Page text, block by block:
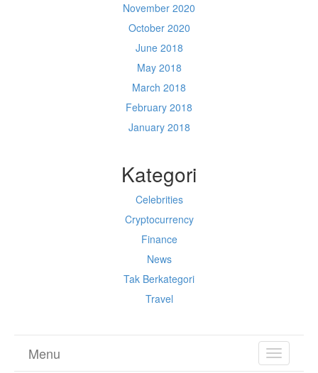
November 2020
October 2020
June 2018
May 2018
March 2018
February 2018
January 2018
Kategori
Celebrities
Cryptocurrency
Finance
News
Tak Berkategori
Travel
TOGGLE
Menu